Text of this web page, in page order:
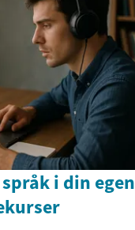
i din egen